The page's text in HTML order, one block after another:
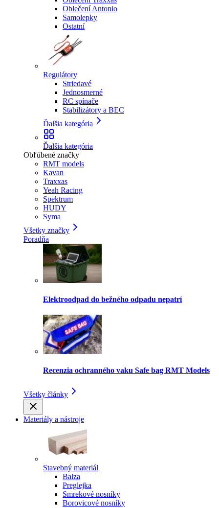
Oblečení Antonio
Samolepky
Ostatní
Regulátory
Striedavé
Jednosmerné
RC spínače
Stabilizátory a BEC
Ďalšia kategória
Ďalšia kategória
Obľúbené značky
RMT models
Kavan
Traxxas
Yeah Racing
Spektrum
HUDY
Syma
Všetky značky
Poradňa
Elektroodpad do bežného odpadu nepatrí
Recenzia ochranného vaku Safe bag RMT Models
Všetky články
Materiály a nástroje
Stavebný materiál
Balza
Preglejka
Smrekové nosníky
Borovicové nosníky